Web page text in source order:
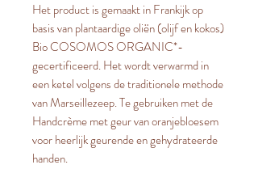
Het product is gemaakt in Frankijk op
basis van plantaardige oliën (olijf en kokos)
Bio COSOMOS ORGANIC*-
gecertificeerd. Het wordt verwarmd in
een ketel volgens de traditionele methode
van Marseillezeep. Te gebruiken met de
Handcrème met geur van oranjebloesem
voor heerlijk geurende en gehydrateerde
handen.